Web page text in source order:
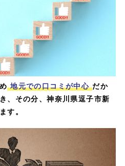
地元での口コミが中心 だか
、その分、神奈川県逗子市新
す。